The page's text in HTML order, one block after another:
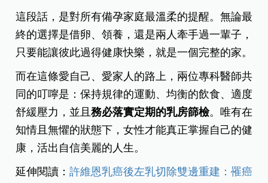
這段話，是對所有備孕家庭最溫柔的提醒。無論最
終的選擇是借卵、領養，還是兩人牽手過一輩子，
只要能讓彼此過得健康快樂，就是一個完整的家。
而在這條愛自己、愛家人的路上，兩位專科醫師共
同的叮嚀是：保持規律的運動、均衡的飲食、適度
舒緩壓力，並且務必落實定期的乳房篩檢。唯有在
知情且無懼的狀態下，女性才能真正掌握自己的健
康，活出自信美麗的人生。
延伸閱讀：許維恩乳癌後左乳切除雙邊重建：罹癌